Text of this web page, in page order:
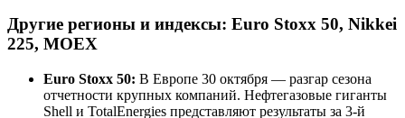
Другие регионы и индексы: Euro Stoxx 50, Nikkei
225, MOEX
Euro Stoxx 50: В Европе 30 октября — разгар сезона
отчетности крупных компаний. Нефтегазовые гиганты
Shell и TotalEnergies представляют результаты за 3-й